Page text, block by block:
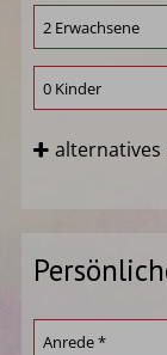
alternatives